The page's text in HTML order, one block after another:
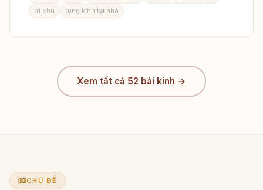
trì chú
tụng kinh tại nhà
Xem tất cả 52 bài kinh →
CHỦ ĐỀ